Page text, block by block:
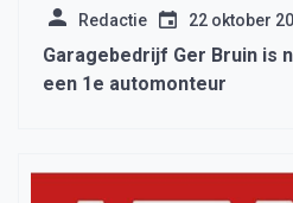
Redactie 22 oktober
Garagebedrijf Ger Bruin is
een 1e automonteur